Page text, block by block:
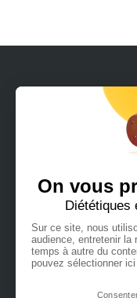
Avec
vous